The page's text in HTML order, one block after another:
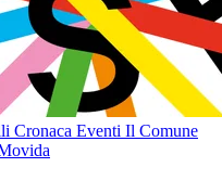
Cronaca Eventi Il Comune